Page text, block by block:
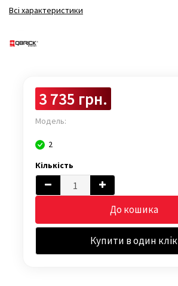
Всі характеристики
3 735 грн.
Модель:
2
Кількість
До кошика
Купити в один клік